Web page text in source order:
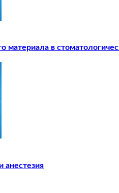
материала в
анестезия